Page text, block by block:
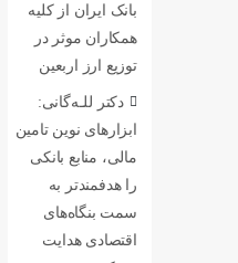
بانک ایران از کلیه
همکاران موثر در
توزیع ارز اربعین
دکتر للـه‌گانی:
ابزارهای نوین تامین
مالی، منابع بانکی
را هدفمندتر به
سمت بنگاه‌های
اقتصادی هدایت